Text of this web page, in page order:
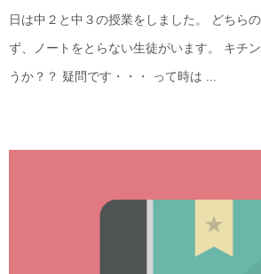
日は中２と中３の授業をしました。 どちら
ず、ノートをとらない生徒がいます。 キチ
うか？？ 疑問です・・・ って時は ...